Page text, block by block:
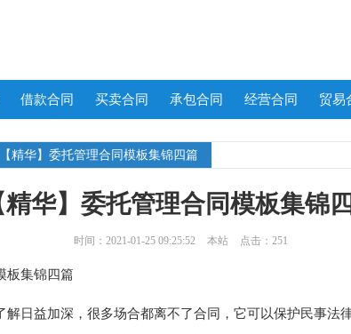
借款合同 买卖合同 承包合同 经营合同 贸易
精华】委托管理合同模板集锦四篇
精华】委托管理合同模板集锦
时间：2021-01-25 09:25:52 本站 点击：251
板集锦四篇
益加深，很多场合都离不了合同，它可以保护民事法